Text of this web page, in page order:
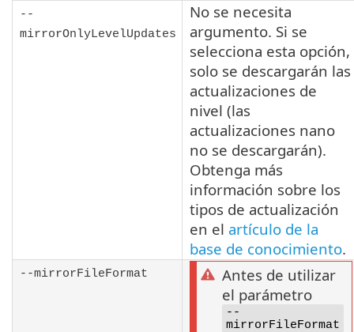
--
mirrorOnlyLevelUpdates
No se necesita
argumento. Si se
selecciona esta opción,
solo se descargarán las
actualizaciones de
nivel (las
actualizaciones nano
no se descargarán).
Obtenga más
información sobre los
tipos de actualización
en el artículo de la
base de conocimiento.
--mirrorFileFormat
Antes de utilizar
el parámetro
--
mirrorFileFormat